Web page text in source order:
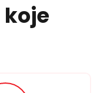
koje